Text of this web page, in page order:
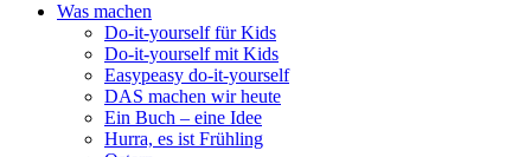
Was machen
Do-it-yourself für Kids
Do-it-yourself mit Kids
Easypeasy do-it-yourself
DAS machen wir heute
Ein Buch – eine Idee
Hurra, es ist Frühling